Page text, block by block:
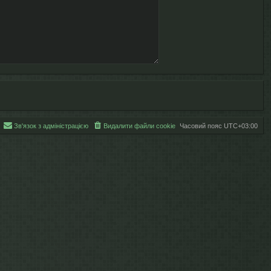
Часовий пояс UTC+03:00
Видалити файли cookie
Зв'язок з адміністрацією